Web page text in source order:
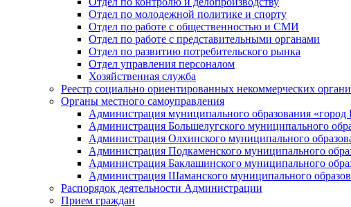
Отдел по молодежной политике и спорту
Отдел по работе с общественностью и СМИ
Отдел по работе с представительными органами
Отдел по развитию потребительского рынка
Отдел управления персоналом
Хозяйственная служба
Реестр социально ориентированных некоммерческих
Органы местного самоуправления
Администрация муниципального образования «город
Администрация Большелугского муниципального
Администрация Олхинского муниципального
Администрация Подкаменского муниципального
Администрация Баклашинского муниципального
Администрация Шаманского муниципального
Распорядок деятельности Администрации
Прием граждан